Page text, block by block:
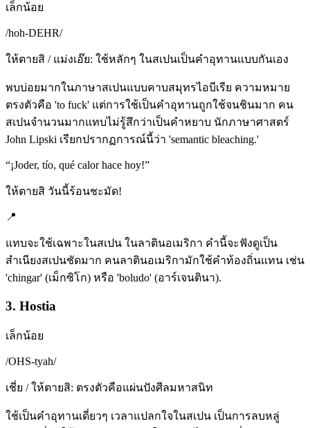
เล็กน้อย
/hoh-DEHR/
ให้ตายสิ / แม่งเอ๊ย: ใช้หลักๆ ในสเปนเป็นคำอุทานแบบกันเอง
พบบ่อยมากในภาษาสเปนแบบคาบสมุทรไอบีเรีย ความหมาย
ตรงตัวคือ 'to fuck' แต่การใช้เป็นคำอุทานถูกใช้จนชินมาก คน
สเปนจำนวนมากแทบไม่รู้สึกว่าเป็นคำหยาบ นักภาษาศาสตร์
John Lipski เรียกปรากฏการณ์นี้ว่า 'semantic bleaching.'
“¡Joder, tío, qué calor hace hoy!”
ให้ตายสิ วันนี้ร้อนชะมัด!
📍
แทบจะใช้เฉพาะในสเปน ในลาตินอเมริกา คำนี้จะฟังดูเป็น
สำเนียงสเปนชัดมาก คนลาตินอเมริกามักใช้คำท้องถิ่นแทน เช่น
'chingar' (เม็กซิโก) หรือ 'boludo' (อาร์เจนตินา).
3. Hostia
เล็กน้อย
/OHS-tyah/
เชี่ย / ให้ตายสิ: ตรงตัวคือแผ่นปังศีลมหาสนิท
ใช้เป็นคำอุทานเดี่ยวๆ เวลาแปลกใจในสเปน เป็นการลบหลู่